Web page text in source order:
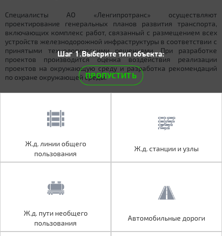
Специалисты АО «Ленгипротранс» осуществляют
проектирование генеральных планов развития транспорта,
включающих комплекс работ, связанный с размещением всех
устройств железнодорожной инфраструктуры в соответствии с
принятыми технологическими решениями. При разработке
проектов производится оценка воздействия реализации
проектов на окружающую среду и разработка рекомендаций
по охране окружающей среды.
Ж.д. линии общего
пользования
Ж.д. пути необщего
пользования
Автомобильные дороги
Шаг 1.Выберите тип объекта:
ПРОПУСТИТЬ
Ж.д. линии общего
пользования
Ж.д. станции и узлы
Ж.д. пути необщего
пользования
Автомобильные дороги